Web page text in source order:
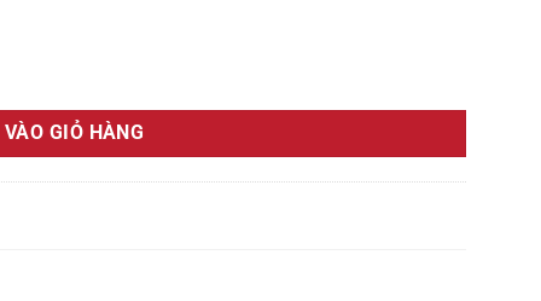
A4 đen trắng số lượng
GIỎ HÀNG